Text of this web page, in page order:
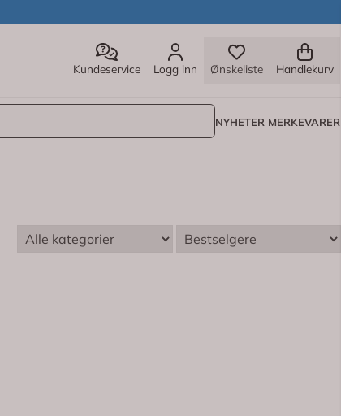
Kundeservice Logg inn Ønskeliste Handlekurv
NYHETER MERKEVARER